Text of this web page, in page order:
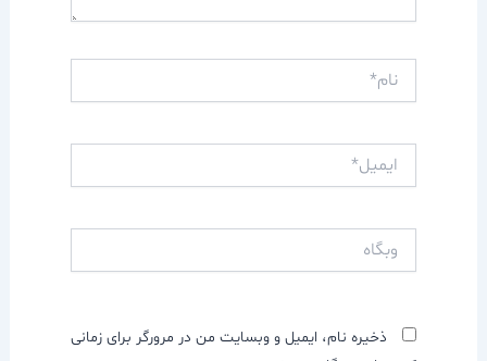
ذخیره نام، ایمیل و وبسایت من در مرورگر برای زمانی